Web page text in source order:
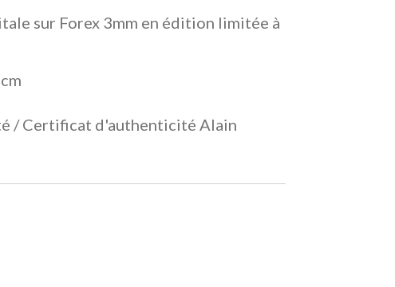
sur Forex 3mm en édition limitée à
/ Certificat d'authenticité Alain